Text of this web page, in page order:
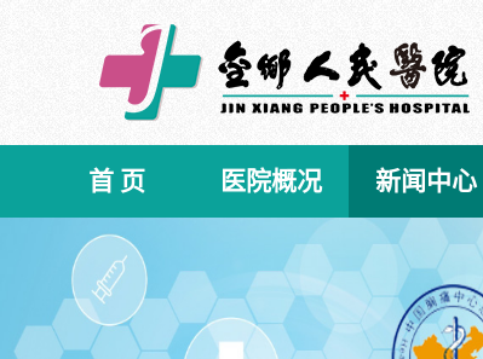
首 页 医院概况 新闻中心